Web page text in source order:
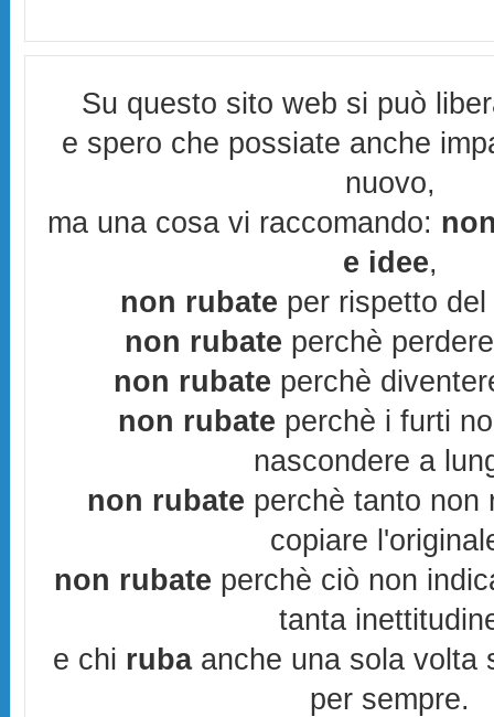
Su questo sito web si può
e spero che possiate anche
nuovo,
ma una cosa vi raccomando:
e idee,
non rubate per rispetto
non rubate perchè
non rubate perchè
non rubate perchè i furti
nascondere a
non rubate perchè tanto non
copiare
non rubate perchè ciò non
tanta
e chi rubaanche una sola volta
per sempre.